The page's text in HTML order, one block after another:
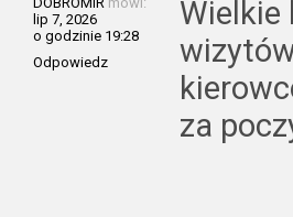
lip 7, 2026
o godzinie 19:28
Odpowiedz
Wielkie
za